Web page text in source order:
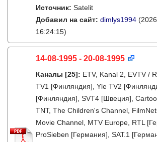
Источник: Satelit
Добавил на сайт: dimlys1994
16:24:15)
14-08-1995 - 20-08-1995
Каналы [25]: ETV, Kanal 2, EVTV /
TV1 [Финляндия], Yle TV2
[Финляндия], SVT4 [Швеция],
TNT, The Children's Channel,
Movie Channel, MTV Europe, RTL
ProSieben [Германия], SAT.1